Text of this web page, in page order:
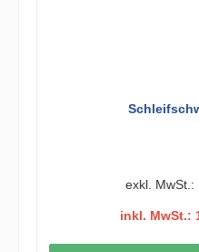
exkl. MwSt.:
inkl. MwSt.: